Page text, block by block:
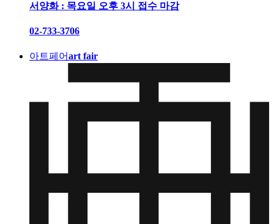
서양화 : 목요일 오후 3시 접수 마감
02-733-3706
아트페어art fair